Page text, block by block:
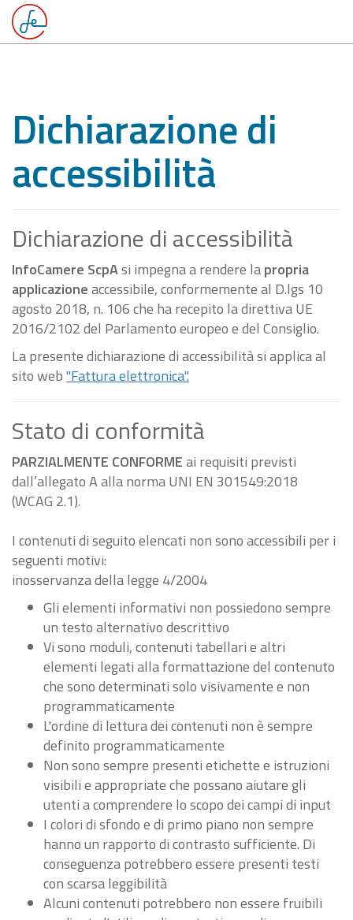
Dichiarazione di
accessibilità
Dichiarazione di accessibilità
InfoCamere ScpAsi impegna a rendere lapropria
applicazioneaccessibile, conformemente al D.lgs 10
agosto 2018, n. 106 che ha recepito la direttiva UE
2016/2102 del Parlamento europeo e del Consiglio.
La presente dichiarazione di accessibilità si applica al
sito web"Fattura elettronica".
Stato di conformità
PARZIALMENTE CONFORMEai requisiti previsti
dall’allegato A alla norma UNI EN 301549:2018
(WCAG 2.1).
I contenuti di seguito elencati non sono accessibili per i
seguenti motivi:
inosservanza della legge 4/2004
Gli elementi informativi non possiedono sempre
un testo alternativo descrittivo
Vi sono moduli, contenuti tabellari e altri
elementi legati alla formattazione del contenuto
che sono determinati solo visivamente e non
programmaticamente
L'ordine di lettura dei contenuti non è sempre
definito programmaticamente
Non sono sempre presenti etichette e istruzioni
visibili e appropriate che possano aiutare gli
utenti a comprendere lo scopo dei campi di input
I colori di sfondo e di primo piano non sempre
hanno un rapporto di contrasto sufficiente. Di
conseguenza potrebbero essere presenti testi
con scarsa leggibilità
Alcuni contenuti potrebbero non essere fruibili